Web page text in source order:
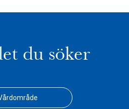
du söker